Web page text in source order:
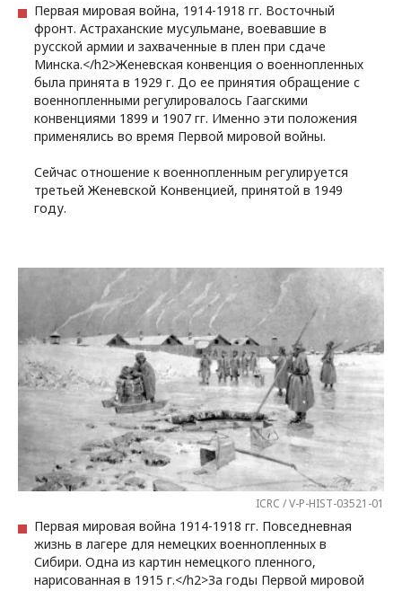
Первая мировая война, 1914-1918 гг. Восточный
фронт. Астраханские мусульмане, воевавшие в
русской армии и захваченные в плен при сдаче
Минска.</h2>Женевская конвенция о военнопленных
была принята в 1929 г. До ее принятия обращение с
военнопленными регулировалось Гаагскими
конвенциями 1899 и 1907 гг. Именно эти положения
применялись во время Первой мировой войны.
Сейчас отношение к военнопленным регулируется
третьей Женевской Конвенцией, принятой в 1949
году.
ICRC / V-P-HIST-03521-01
Первая мировая война 1914-1918 гг. Повседневная
жизнь в лагере для немецких военнопленных в
Сибири. Одна из картин немецкого пленного,
нарисованная в 1915 г.</h2>За годы Первой мировой